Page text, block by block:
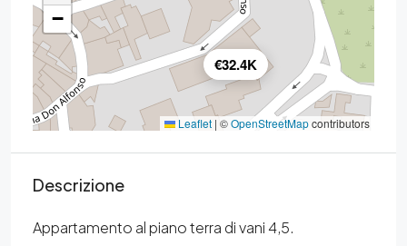
€32.4K
−
Leaflet | ©OpenStreetMapcontributors
Descrizione
Appartamento al piano terra di vani 4,5.